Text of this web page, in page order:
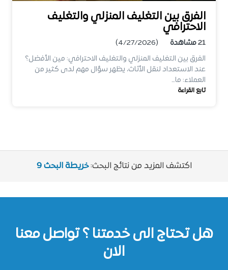
الفرق بين التغليف المنزلي والتغليف
الاحترافي
21مشاهدة
(4/27/2026)
الفرق بين التغليف المنزلي والتغليف الاحترافي: مين الأفضل؟
عند الاستعداد لنقل الأثاث، يظهر سؤال مهم لدى كثير من
العملاء: ما…
تابع القراءة
اكتشف المزيد من نتائج البحث:خريطة البحث 9
هل تحتاج الى خدمتنا ؟ تواصل معنا
الان